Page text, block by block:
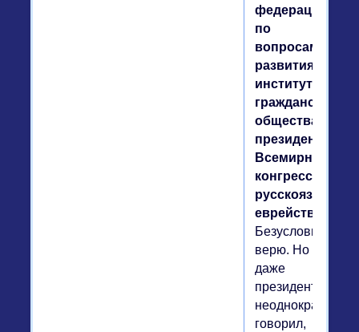
федерации
по
вопросам
развития
институтов
гражданского
общества,
президент
Всемирного
конгресса
еврейства.
Безусловно
верю. Но
даже
президент
неоднократно
говорил,